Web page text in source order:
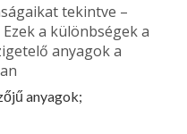
tekintve –
a különbségek a
anyagok a
anya­gok;